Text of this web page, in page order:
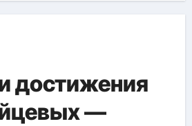
достижения
—